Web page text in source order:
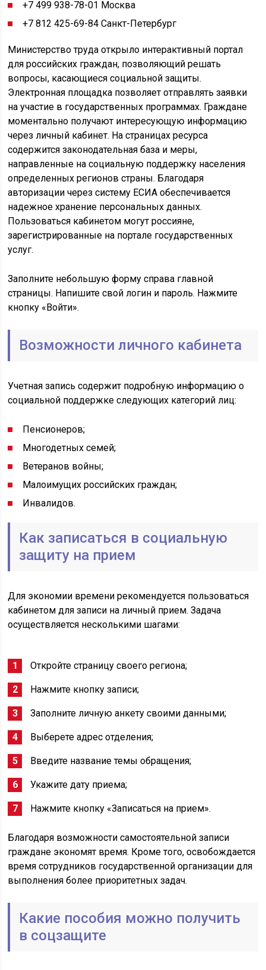
+7 499 938-78-01 Москва
+7 812 425-69-84 Санкт-Петербург
Министерство труда открыло интерактивный портал
для российских граждан, позволяющий решать
вопросы, касающиеся социальной защиты.
Электронная площадка позволяет отправлять заявки
на участие в государственных программах. Граждане
моментально получают интересующую информацию
через личный кабинет. На страницах ресурса
содержится законодательная база и меры,
направленные на социальную поддержку населения
определенных регионов страны. Благодаря
авторизации через систему ЕСИА обеспечивается
надежное хранение персональных данных.
Пользоваться кабинетом могут россияне,
зарегистрированные на портале государственных
услуг.
Заполните небольшую форму справа главной
страницы. Напишите свой логин и пароль. Нажмите
кнопку «Войти».
Возможности личного кабинета
Учетная запись содержит подробную информацию о
социальной поддержке следующих категорий лиц:
Пенсионеров;
Многодетных семей;
Ветеранов войны;
Малоимущих российских граждан;
Инвалидов.
Как записаться в социальную
защиту на прием
Для экономии времени рекомендуется пользоваться
кабинетом для записи на личный прием. Задача
осуществляется несколькими шагами:
Откройте страницу своего региона;
Нажмите кнопку записи;
Заполните личную анкету своими данными;
Выберете адрес отделения;
Введите название темы обращения;
Укажите дату приема;
Нажмите кнопку «Записаться на прием».
Благодаря возможности самостоятельной записи
граждане экономят время. Кроме того, освобождается
время сотрудников государственной организации для
выполнения более приоритетных задач.
Какие пособия можно получить
в соцзащите